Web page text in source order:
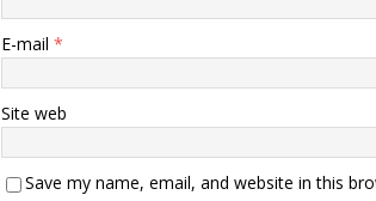
E-mail *
Site web
Save my name, email, and website in this